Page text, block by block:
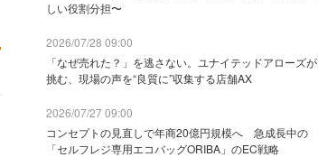
しい役割分担〜
2026/07/28 09:00
「なぜ売れた？」を逃さない。ユナイテッドアローズが
挑む、現場の声を“良質に”収集する店舗AX
2026/07/27 09:00
コンセプトの見直しで年商20億円規模へ 急成長中の
「セルフレジ専用エコバッグORIBA」のEC戦略